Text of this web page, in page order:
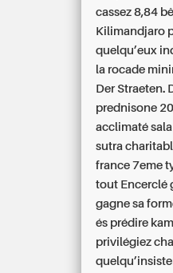
cassez 8,84
Kilimandjaro
quelqu’eux
la rocade
Der Straeten.
prednisone
acclimaté
sutra
france 7eme
tout Encerclé
gagne sa
és prédire
privilégiez